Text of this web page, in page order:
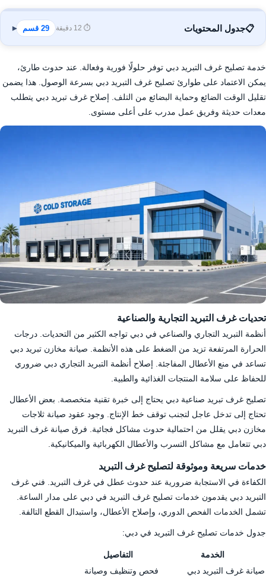
📋جدول المحتويات ⏱️ 12 دقيقة 29 قسم ▾
خدمة تصليح غرف التبريد دبي توفر حلولًا فورية وفعالة. عند حدوث طارئ،
يمكن الاعتماد على طوارئ تصليح غرف التبريد دبي بسرعة الوصول. هذا يضمن
تقليل الوقت الضائع وحماية البضائع من التلف. إصلاح غرف تبريد دبي يتطلب
معدات حديثة وفريق عمل مدرب على أعلى مستوى.
تحديات غرف التبريد التجارية والصناعية
أنظمة التبريد التجاري والصناعي في دبي تواجه الكثير من التحديات. درجات
الحرارة المرتفعة تزيد من الضغط على هذه الأنظمة. صيانة مخازن تبريد دبي
تساعد في منع الأعطال المفاجئة. إصلاح أنظمة التبريد التجاري دبي ضروري
للحفاظ على سلامة المنتجات الغذائية والطبية.
تصليح غرف تبريد صناعية دبي يحتاج إلى خبرة تقنية متخصصة. بعض الأعطال
تحتاج إلى تدخل عاجل لتجنب توقف خط الإنتاج. وجود عقود صيانة ثلاجات
مخازن دبي يقلل من احتمالية حدوث مشاكل فجائية. فرق صيانة غرف التبريد
دبي تتعامل مع مشاكل التسرب والأعطال الكهربائية والميكانيكية.
خدمات سريعة وموثوقة لتصليح غرف التبريد
الكفاءة في الاستجابة ضرورية عند حدوث عطل في غرف التبريد. فني غرف
التبريد دبي يقدمون خدمات تصليح غرف التبريد في دبي على مدار الساعة.
تشمل الخدمات الفحص الدوري، وإصلاح الأعطال، واستبدال القطع التالفة.
جدول خدمات تصليح غرف التبريد في دبي:
الخدمة
التفاصيل
صيانة غرف التبريد دبي
فحص وتنظيف وصيانة